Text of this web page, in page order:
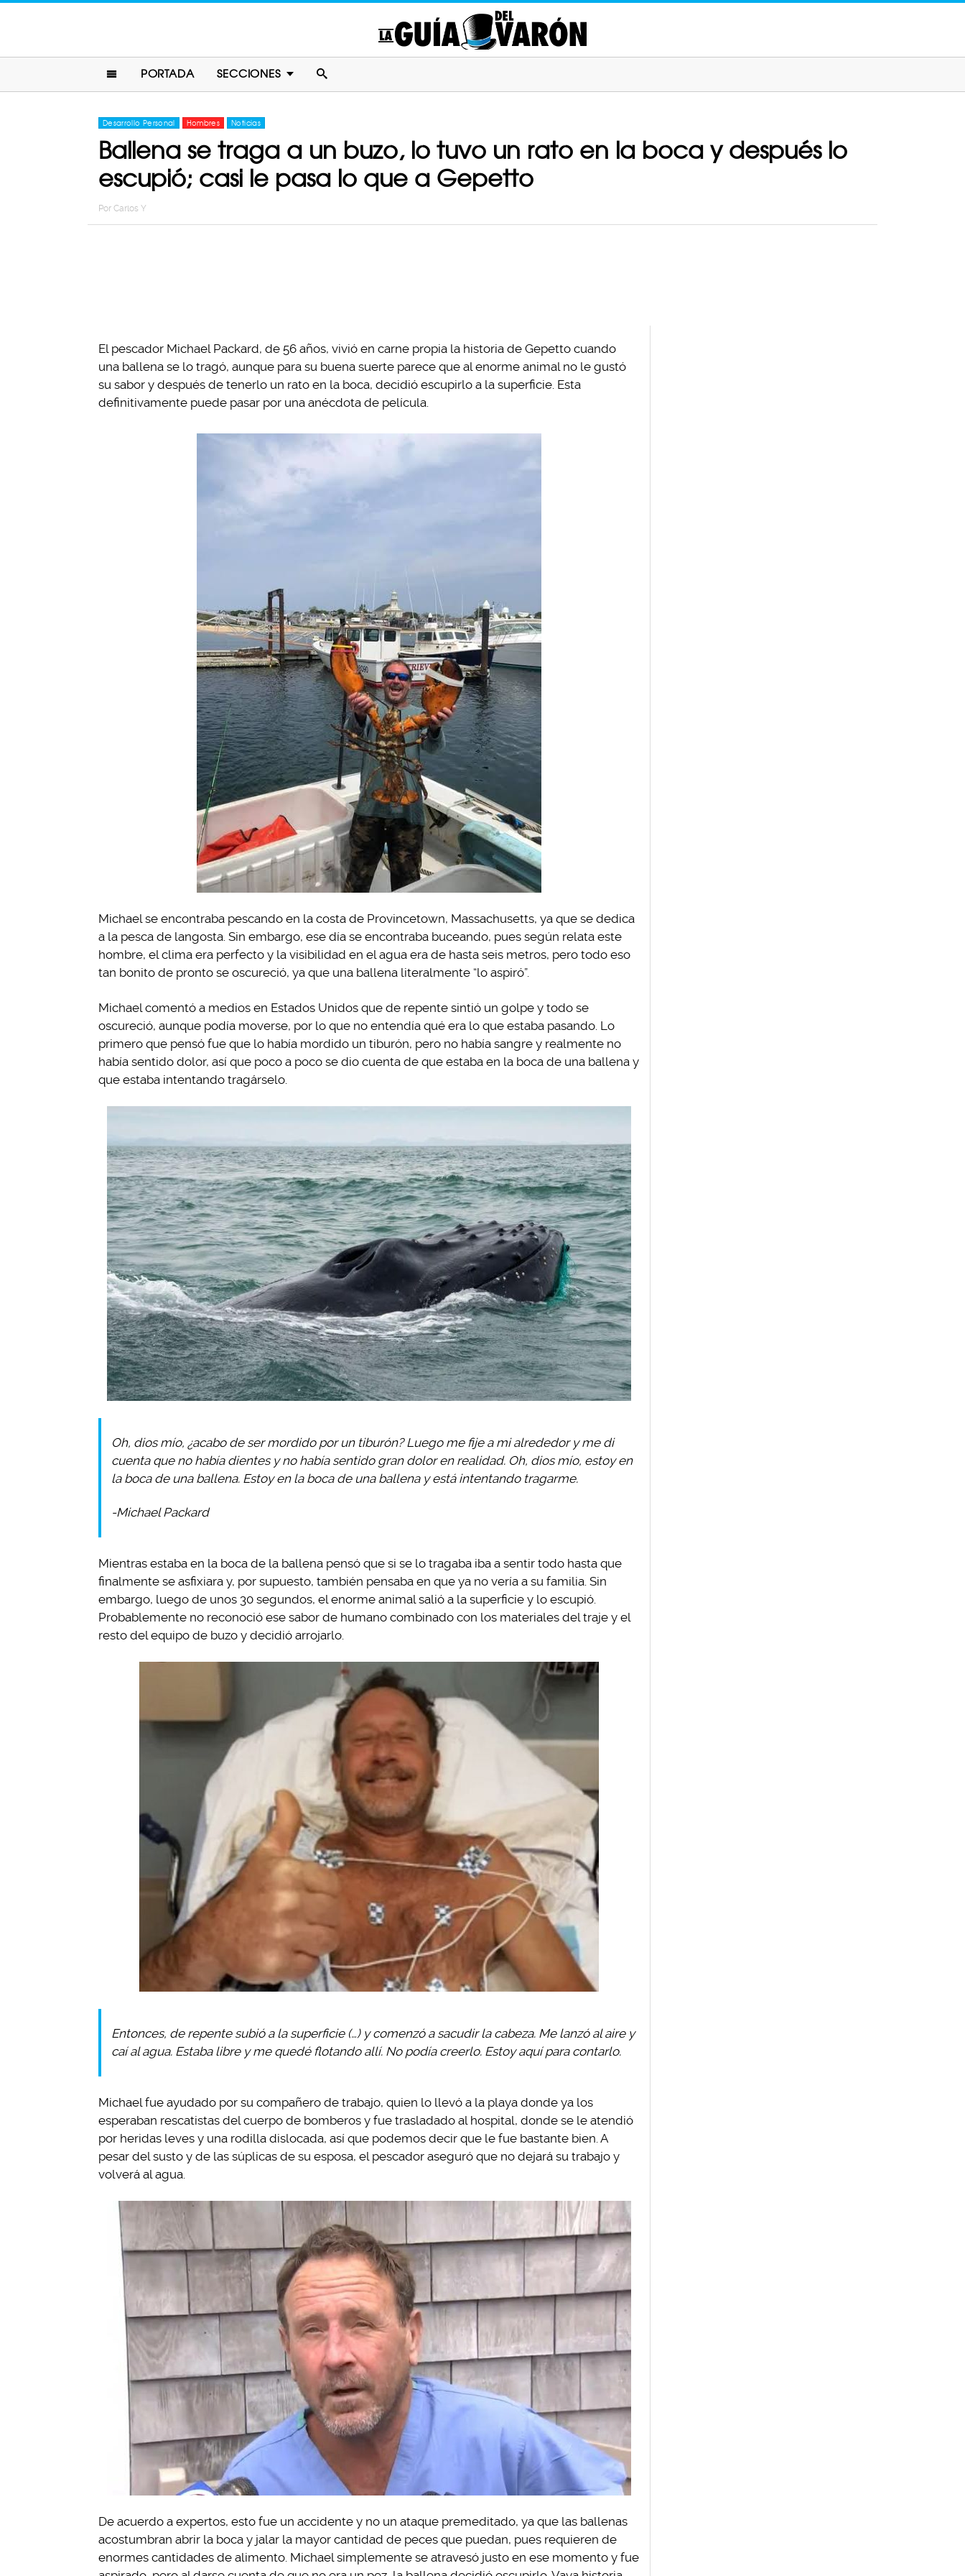
PORTADA SECCIONES
Desarrollo Personal Hombres Noticias
Ballena se traga a un buzo, lo tuvo un rato en la boca y después lo
escupió; casi le pasa lo que a Gepetto
Por Carlos Y
El pescador Michael Packard, de 56 años, vivió en carne propia la historia de Gepetto cuando
una ballena se lo tragó, aunque para su buena suerte parece que al enorme animal no le gustó
su sabor y después de tenerlo un rato en la boca, decidió escupirlo a la superficie. Esta
definitivamente puede pasar por una anécdota de película.
Michael se encontraba pescando en la costa de Provincetown, Massachusetts, ya que se dedica
a la pesca de langosta. Sin embargo, ese día se encontraba buceando, pues según relata este
hombre, el clima era perfecto y la visibilidad en el agua era de hasta seis metros, pero todo eso
tan bonito de pronto se oscureció, ya que una ballena literalmente “lo aspiró”.
Michael comentó a medios en Estados Unidos que de repente sintió un golpe y todo se
oscureció, aunque podía moverse, por lo que no entendía qué era lo que estaba pasando. Lo
primero que pensó fue que lo había mordido un tiburón, pero no había sangre y realmente no
había sentido dolor, así que poco a poco se dio cuenta de que estaba en la boca de una ballena y
que estaba intentando tragárselo.
Oh, dios mío, ¿acabo de ser mordido por un tiburón? Luego me fije a mi alrededor y me di
cuenta que no había dientes y no había sentido gran dolor en realidad. Oh, dios mío, estoy en
la boca de una ballena. Estoy en la boca de una ballena y está intentando tragarme.
-Michael Packard
Mientras estaba en la boca de la ballena pensó que si se lo tragaba iba a sentir todo hasta que
finalmente se asfixiara y, por supuesto, también pensaba en que ya no vería a su familia. Sin
embargo, luego de unos 30 segundos, el enorme animal salió a la superficie y lo escupió.
Probablemente no reconoció ese sabor de humano combinado con los materiales del traje y el
resto del equipo de buzo y decidió arrojarlo.
Entonces, de repente subió a la superficie (…) y comenzó a sacudir la cabeza. Me lanzó al aire y
caí al agua. Estaba libre y me quedé flotando allí. No podía creerlo. Estoy aquí para contarlo.
Michael fue ayudado por su compañero de trabajo, quien lo llevó a la playa donde ya los
esperaban rescatistas del cuerpo de bomberos y fue trasladado al hospital, donde se le atendió
por heridas leves y una rodilla dislocada, así que podemos decir que le fue bastante bien. A
pesar del susto y de las súplicas de su esposa, el pescador aseguró que no dejará su trabajo y
volverá al agua.
De acuerdo a expertos, esto fue un accidente y no un ataque premeditado, ya que las ballenas
acostumbran abrir la boca y jalar la mayor cantidad de peces que puedan, pues requieren de
enormes cantidades de alimento. Michael simplemente se atravesó justo en ese momento y fue